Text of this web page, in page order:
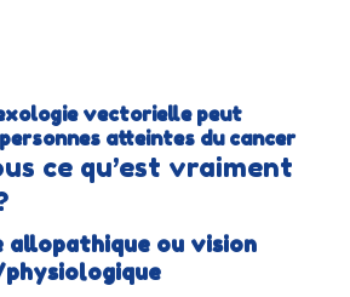
vectorielle peut
atteintes du cancer
ce qu’est vraiment
allopathique ou vision